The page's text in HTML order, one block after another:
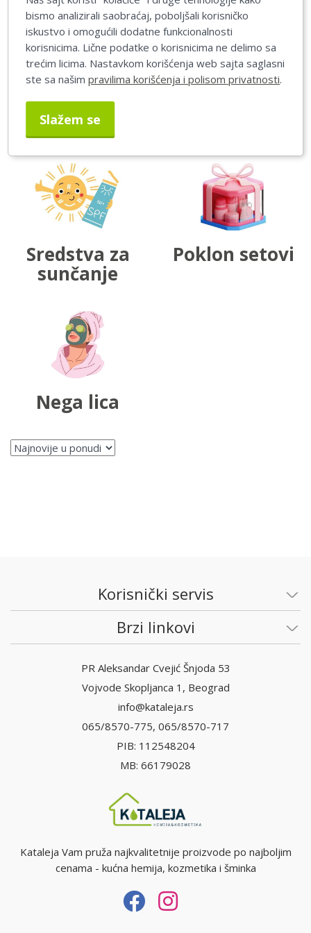
Brijači
Sredstva za
sunčanje
Poklon setovi
Nega lica
Korisnički servis
Brzi linkovi
PR Aleksandar Cvejić Šnjoda 53
Vojvode Skopljanca 1, Beograd
info@kataleja.rs
065/8570-775, 065/8570-717
PIB: 112548204
MB: 66179028
Kataleja Vam pruža najkvalitetnije proizvode po najboljim
cenama - kućna hemija, kozmetika i šminka
bismo analizirali saobraćaj, poboljšali korisničko
iskustvo i omogućili dodatne funkcionalnosti
korisnicima. Lične podatke o korisnicima ne delimo sa
trećim licima. Nastavkom korišćenja web sajta saglasni
ste sa našimpravilima korišćenja i polisom privatnosti.
Slažem se